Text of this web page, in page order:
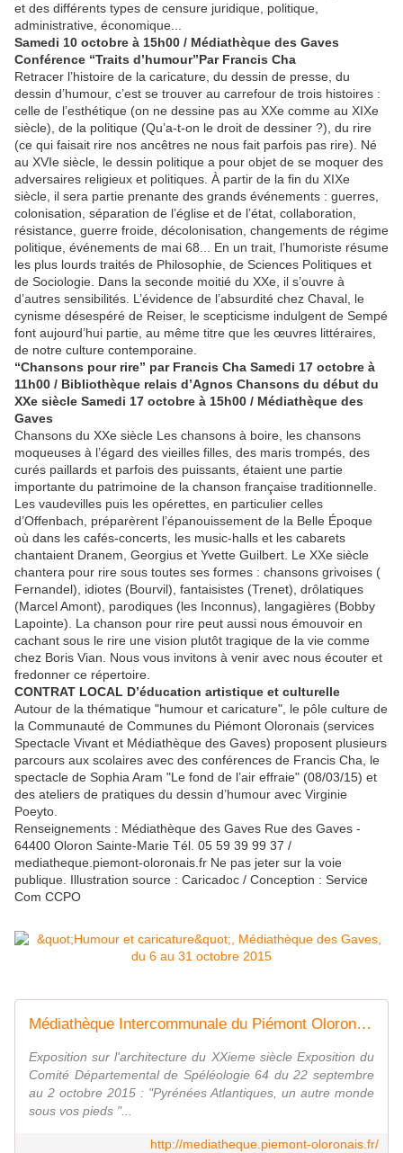
et des différents types de censure juridique, politique,
administrative, économique...
Samedi 10 octobre à 15h00 / Médiathèque des Gaves
Conférence “Traits d’humour”Par Francis Cha
Retracer l’histoire de la caricature, du dessin de presse, du
dessin d’humour, c’est se trouver au carrefour de trois histoires :
celle de l’esthétique (on ne dessine pas au XXe comme au XIXe
siècle), de la politique (Qu’a-t-on le droit de dessiner ?), du rire
(ce qui faisait rire nos ancêtres ne nous fait parfois pas rire). Né
au XVIe siècle, le dessin politique a pour objet de se moquer des
adversaires religieux et politiques. À partir de la fin du XIXe
siècle, il sera partie prenante des grands événements : guerres,
colonisation, séparation de l’église et de l’état, collaboration,
résistance, guerre froide, décolonisation, changements de régime
politique, événements de mai 68... En un trait, l’humoriste résume
les plus lourds traités de Philosophie, de Sciences Politiques et
de Sociologie. Dans la seconde moitié du XXe, il s’ouvre à
d’autres sensibilités. L’évidence de l’absurdité chez Chaval, le
cynisme désespéré de Reiser, le scepticisme indulgent de Sempé
font aujourd’hui partie, au même titre que les œuvres littéraires,
de notre culture contemporaine.
“Chansons pour rire” par Francis Cha Samedi 17 octobre à
11h00 / Bibliothèque relais d’Agnos Chansons du début du
XXe siècle Samedi 17 octobre à 15h00 / Médiathèque des
Gaves
Chansons du XXe siècle Les chansons à boire, les chansons
moqueuses à l’égard des vieilles filles, des maris trompés, des
curés paillards et parfois des puissants, étaient une partie
importante du patrimoine de la chanson française traditionnelle.
Les vaudevilles puis les opérettes, en particulier celles
d’Offenbach, préparèrent l’épanouissement de la Belle Époque
où dans les cafés-concerts, les music-halls et les cabarets
chantaient Dranem, Georgius et Yvette Guilbert. Le XXe siècle
chantera pour rire sous toutes ses formes : chansons grivoises (
Fernandel), idiotes (Bourvil), fantaisistes (Trenet), drôlatiques
(Marcel Amont), parodiques (les Inconnus), langagières (Bobby
Lapointe). La chanson pour rire peut aussi nous émouvoir en
cachant sous le rire une vision plutôt tragique de la vie comme
chez Boris Vian. Nous vous invitons à venir avec nous écouter et
fredonner ce répertoire.
CONTRAT LOCAL D’éducation artistique et culturelle
Autour de la thématique "humour et caricature", le pôle culture de
la Communauté de Communes du Piémont Oloronais (services
Spectacle Vivant et Médiathèque des Gaves) proposent plusieurs
parcours aux scolaires avec des conférences de Francis Cha, le
spectacle de Sophia Aram "Le fond de l’air effraie" (08/03/15) et
des ateliers de pratiques du dessin d’humour avec Virginie
Poeyto.
Renseignements : Médiathèque des Gaves Rue des Gaves -
64400 Oloron Sainte-Marie Tél. 05 59 39 99 37 /
mediatheque.piemont-oloronais.fr Ne pas jeter sur la voie
publique. Illustration source : Caricadoc / Conception : Service
Com CCPO
Médiathèque Intercommunale du Piémont Oloronais
Exposition sur l'architecture du XXieme siècle Exposition du
Comité Départemental de Spéléologie 64 du 22 septembre
au 2 octobre 2015 : "Pyrénées Atlantiques, un autre monde
sous vos pieds "...
http://mediatheque.piemont-oloronais.fr/